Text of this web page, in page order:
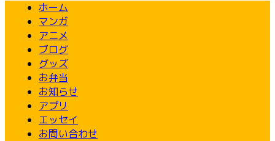
ホーム
マンガ
アニメ
ブログ
グッズ
お弁当
お知らせ
アプリ
エッセイ
お問い合わせ